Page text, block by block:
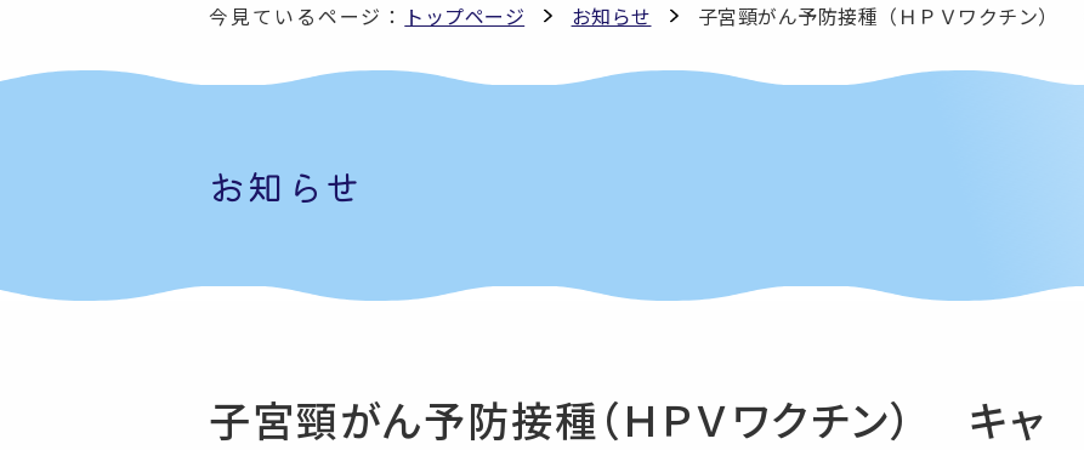
今見ているページ： トップページ お知らせ 子宮頸がん予防接種（ＨＰＶワクチン）
お知らせ
子宮頸がん予防接種（ＨＰＶワクチン） キャ